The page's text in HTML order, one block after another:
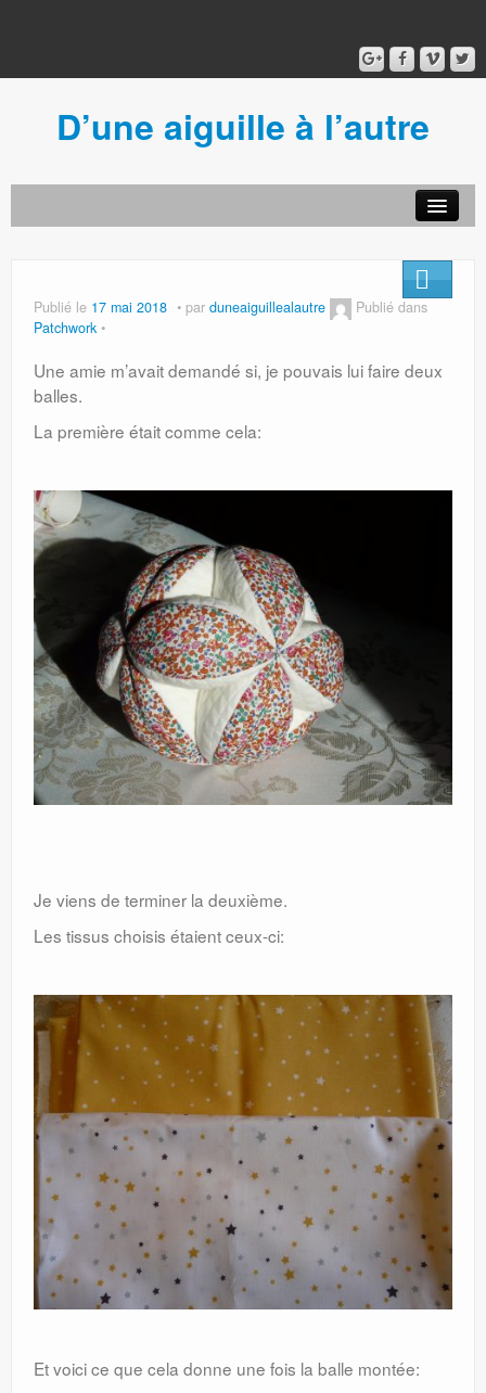
D’une aiguille à l’autre
Publié le 17 mai 2018 par duneaiguillealautre
Publié dans
Patchwork
Une amie m’avait demandé si, je pouvais lui faire deux
balles.
La première était comme cela:
Je viens de terminer la deuxième.
Les tissus choisis étaient ceux-ci:
Et voici ce que cela donne une fois la balle montée: